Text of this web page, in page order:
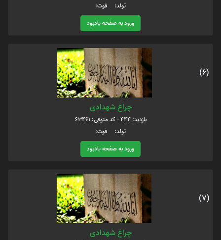
تولد: فوت:
ورود به صفحه یادبود
(6)
چراغ شهدادی
بازدید: 444 - کد متوفی: 63461
تولد: فوت:
ورود به صفحه یادبود
(7)
چراغ شهدادی